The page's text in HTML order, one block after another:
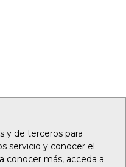
y de terceros para
servicio y conocer el
conocer más, acceda a